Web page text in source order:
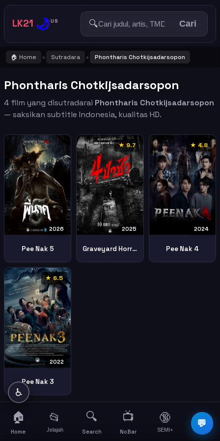
LK21 🌙US 🔍 Cari
🏠 Home › Sutradara › Phontharis Chotkijsadarsopon
Phontharis Chotkijsadarsopon
4 film yang disutradarai Phontharis Chotkijsadarsopon
— saksikan subtitle Indonesia, kualitas HD.
2026
Pee Nak 5
★ 9.7
2025
Graveyard Horror
★ 4.8
2024
Pee Nak 4
★ 6.5
2022
Pee Nak 3
💬
♿
🏠
Home
📂
Jelajah
🔍
Search
📺
NoBar
🔞
SEMI+
☰